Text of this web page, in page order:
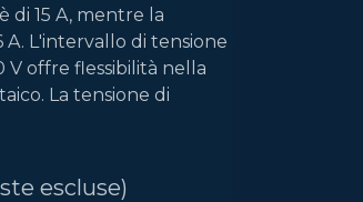
di 15 A, mentre la
A. L'intervallo di tensione
V offre flessibilità nella
La tensione di
escluse)